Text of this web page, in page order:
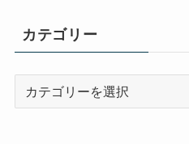
ブ
カテゴリー